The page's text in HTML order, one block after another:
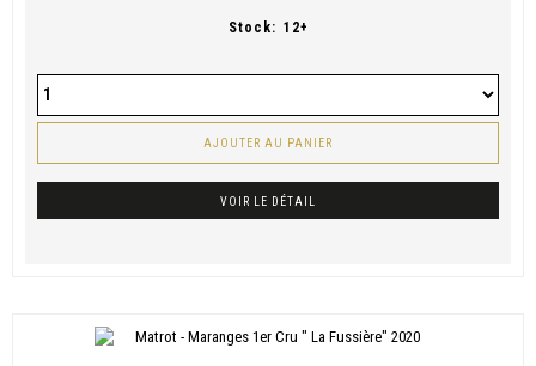
Stock: 12+
AJOUTER AU PANIER
VOIR LE DÉTAIL